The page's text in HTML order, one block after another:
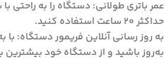
حداکثر 20 ساعت استفاده کنید.
به‌روز باشید و از دستگاه خود بیشترین